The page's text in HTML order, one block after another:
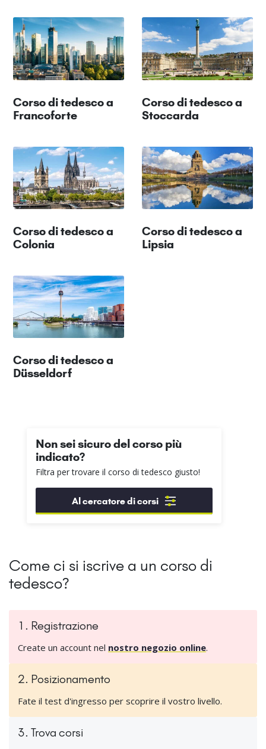
Corso di tedesco a
Francoforte
Corso di tedesco a
Stoccarda
Corso di tedesco a
Colonia
Corso di tedesco a
Lipsia
Corso di tedesco a
Düsseldorf
Non sei sicuro del corso più
indicato?
Filtra per trovare il corso di tedesco giusto!
Al cercatore di corsi
Come ci si iscrive a un corso di
tedesco?
1. Registrazione
Create un account nel nostro negozio online.
2. Posizionamento
Fate il test d'ingresso per scoprire il vostro livello.
3. Trova corsi